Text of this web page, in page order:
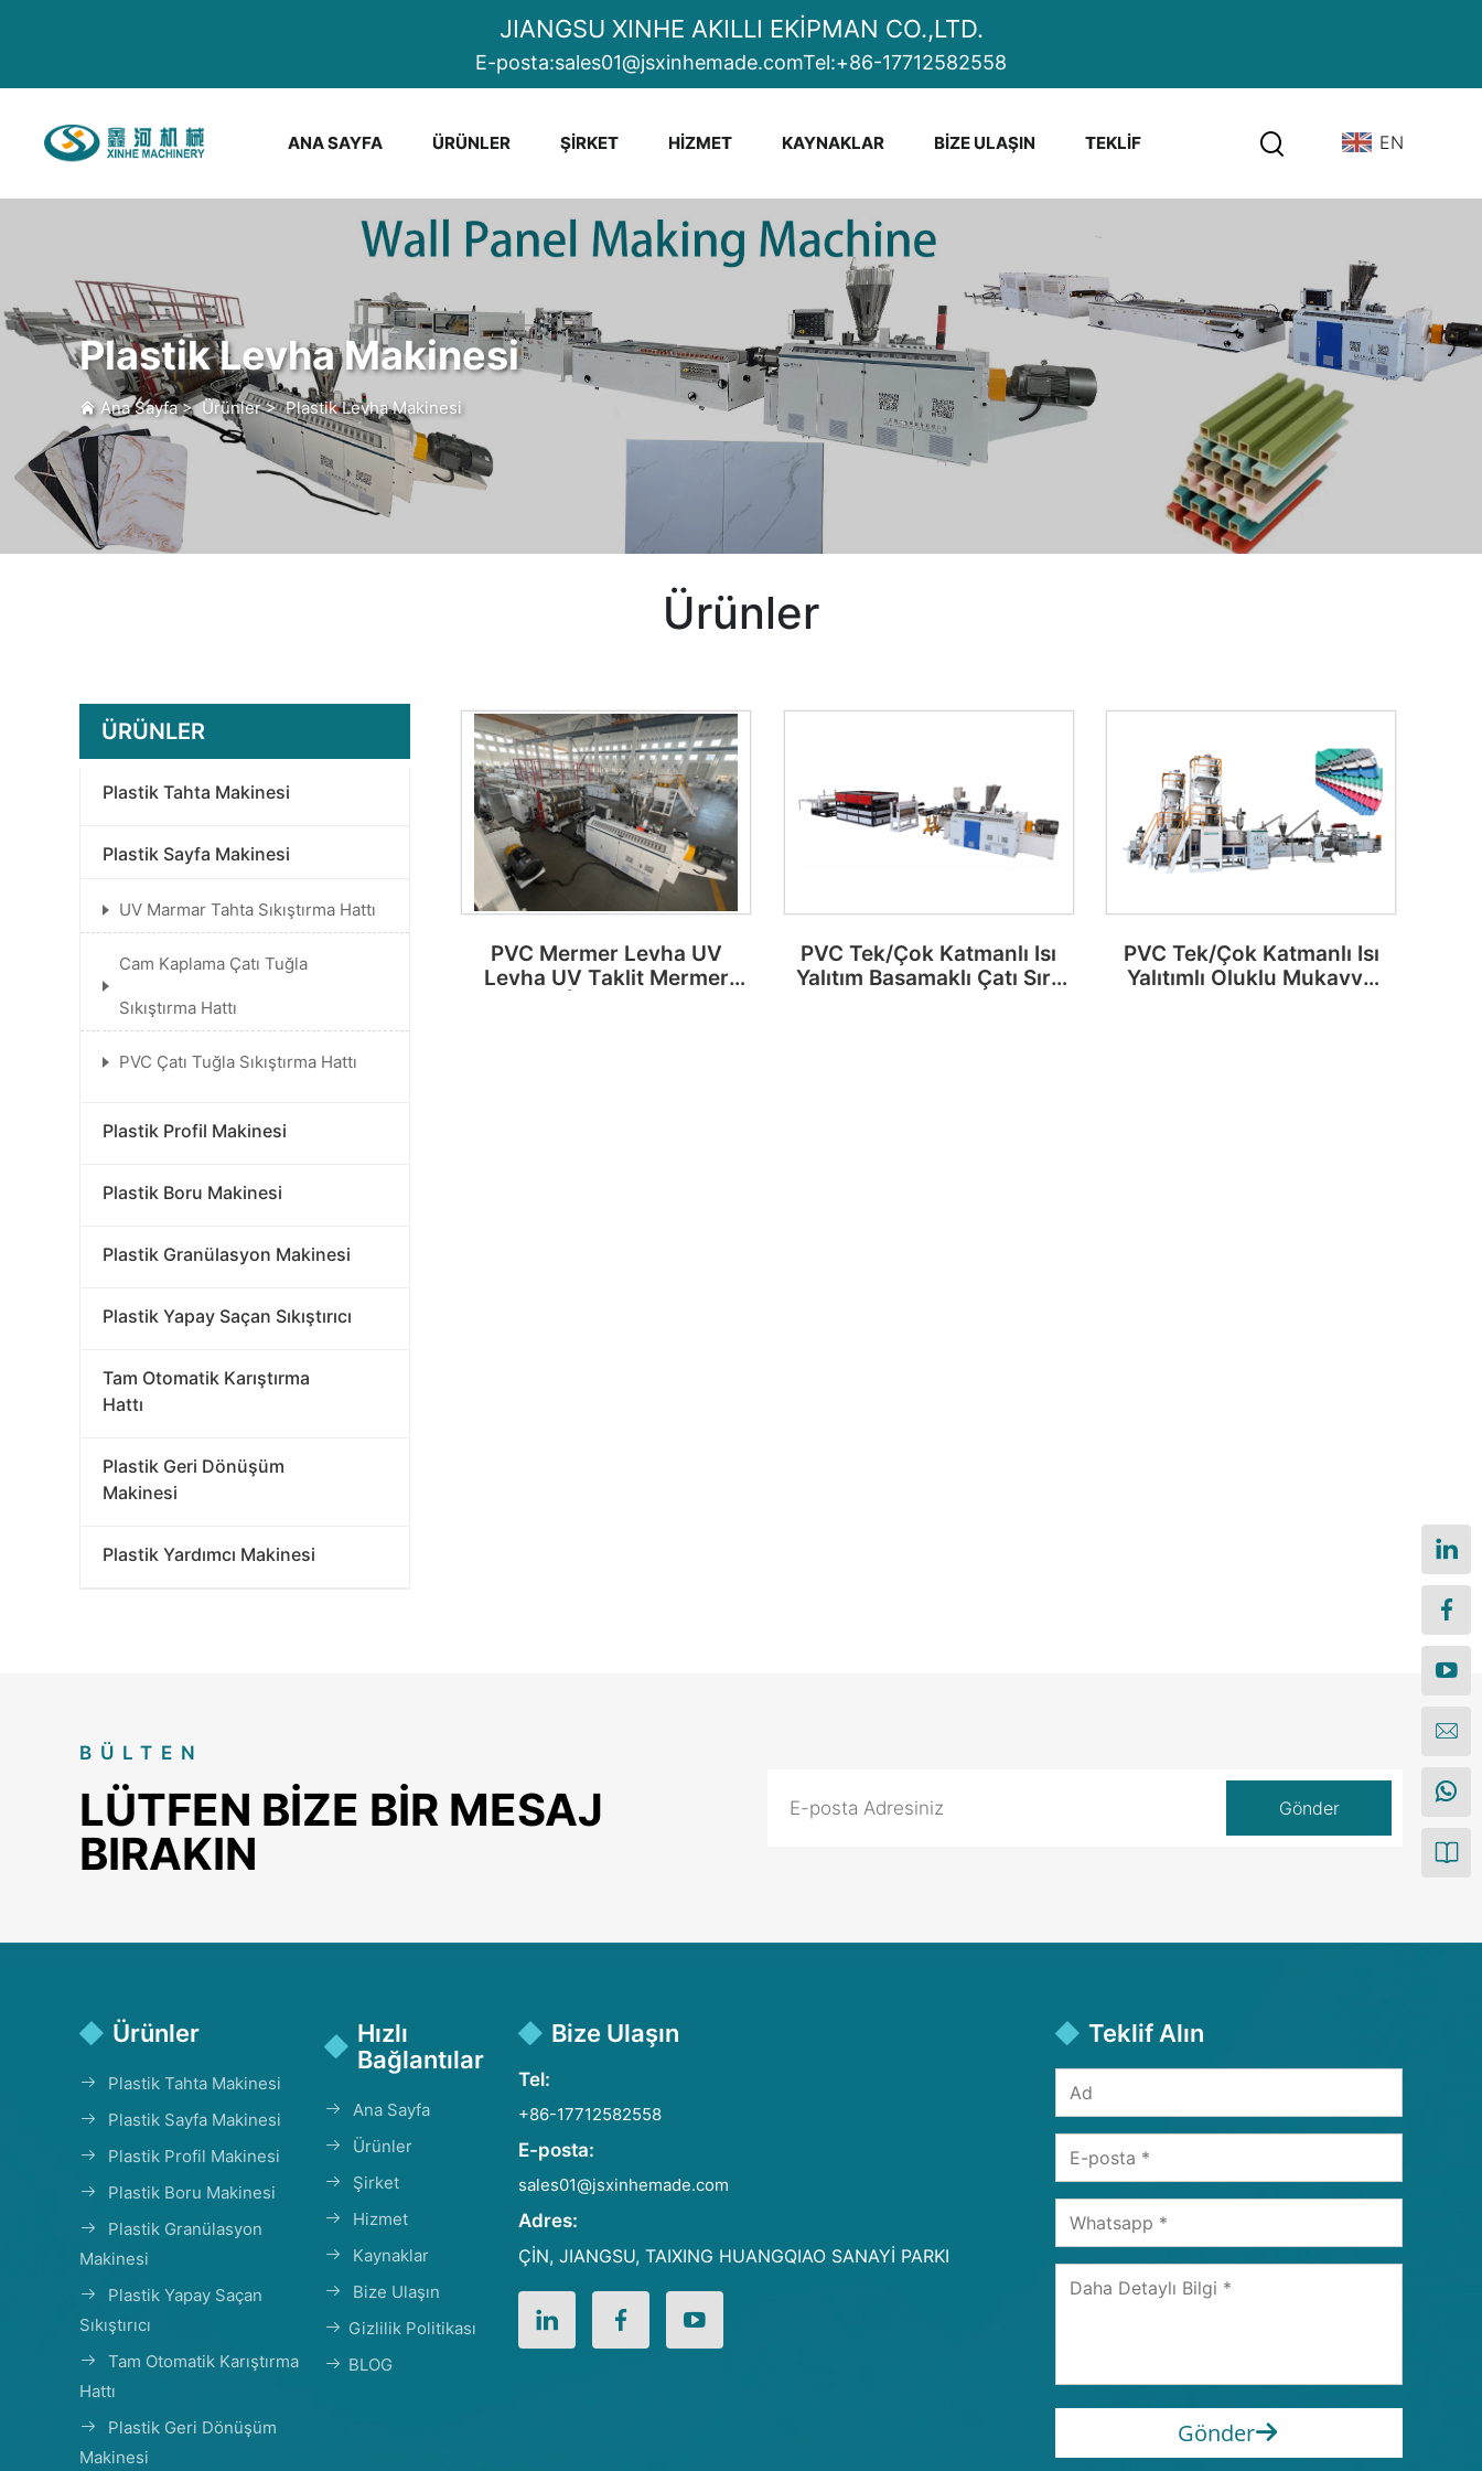
JIANGSU XINHE AKILLI EKİPMAN CO.,LTD.
E-posta:sales01@jsxinhemade.comTel:+86-17712582558
ANA SAYFA ÜRÜNLER ŞIRKET HIZMET KAYNAKLAR BIZE ULAŞIN TEKLIF EN
Plastik Levha Makinesi
Ana Sayfa>Ürünler>Plastik Levha Makinesi
Ürünler
ÜRÜNLER
Plastik Tahta Makinesi
Plastik Sayfa Makinesi
UV Marmar Tahta Sıkıştırma Hattı
Cam Kaplama Çatı Tuğla
Sıkıştırma Hattı
PVC Çatı Tuğla Sıkıştırma Hattı
Plastik Profil Makinesi
Plastik Boru Makinesi
Plastik Granülasyon Makinesi
Plastik Yapay Saçan Sıkıştırıcı
Tam Otomatik Karıştırma
Hattı
Plastik Geri Dönüşüm
Makinesi
Plastik Yardımcı Makinesi
PVC Mermer Levha UV
Levha UV Taklit Mermer
PVC Tek/Çok Katmanlı Isı
Yalıtım Basamaklı Çatı Sırlı
PVC Tek/Çok Katmanlı Isı
Yalıtımlı Oluklu Mukavva
BÜLTEN
LÜTFEN BIZE BIR MESAJ
BIRAKIN
Ürünler
Plastik Tahta Makinesi
Plastik Sayfa Makinesi
Plastik Profil Makinesi
Plastik Boru Makinesi
Plastik Granülasyon
Makinesi
Plastik Yapay Saçan
Sıkıştırıcı
Tam Otomatik Karıştırma
Hattı
Plastik Geri Dönüşüm
Makinesi
Hızlı
Bağlantılar
Ana Sayfa
Ürünler
Şirket
Hizmet
Kaynaklar
Bize Ulaşın
Gizlilik Politikası
BLOG
Bize Ulaşın
Tel:
+86-17712582558
E-posta:
sales01@jsxinhemade.com
Adres:
ÇİN, JIANGSU, TAIXING HUANGQIAO SANAYİ PARKI
Teklif Alın
Gönder